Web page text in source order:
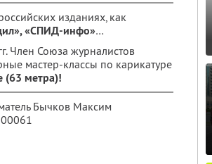
изданиях, как
«СПИД-инфо»…
Член Союза журналистов
мастер-классы по карикатуре
(63 метра)!
Бычков Максим